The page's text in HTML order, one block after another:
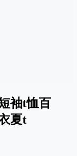
袖t恤百
夏t